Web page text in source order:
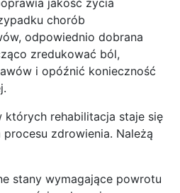
chorób
odpowiednio dobrana
zredukować ból,
i opóźnić konieczność
których rehabilitacja staje się
zdrowienia. Należą
stany wymagające powrotu